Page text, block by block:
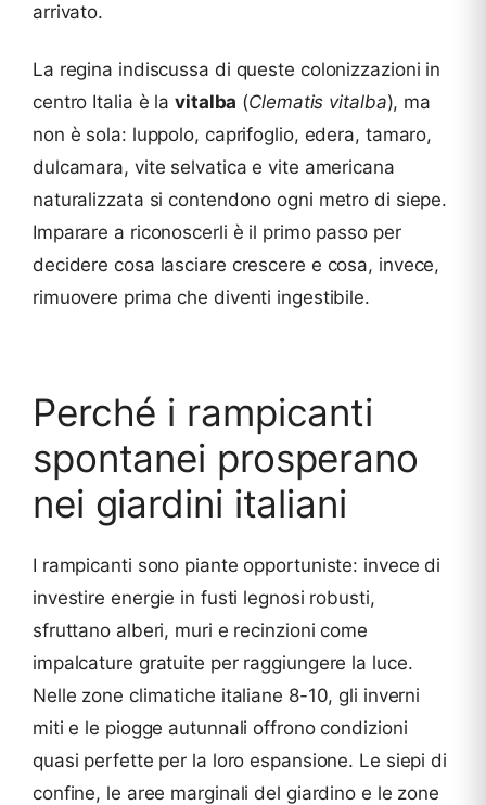
arrivato.
La regina indiscussa di queste colonizzazioni in
centro Italia è lavitalba (Clematis vitalba), ma
non è sola: luppolo, caprifoglio, edera, tamaro,
dulcamara, vite selvatica e vite americana
naturalizzata si contendono ogni metro di siepe.
Imparare a riconoscerli è il primo passo per
decidere cosa lasciare crescere e cosa, invece,
rimuovere prima che diventi ingestibile.
Perché i rampicanti
spontanei prosperano
nei giardini italiani
I rampicanti sono piante opportuniste: invece di
investire energie in fusti legnosi robusti,
sfruttano alberi, muri e recinzioni come
impalcature gratuite per raggiungere la luce.
Nelle zone climatiche italiane 8-10, gli inverni
miti e le piogge autunnali offrono condizioni
quasi perfette per la loro espansione. Le siepi di
confine, le aree marginali del giardino e le zone